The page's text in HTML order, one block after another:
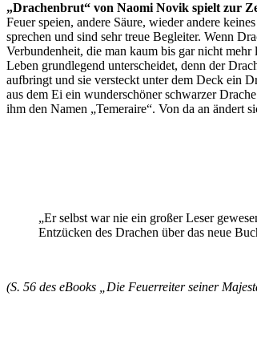
„Drachenbrut“ von Naomi Novik spielt zur
Feuer speien, andere Säure, wieder andere
sprechen und sind sehr treue Begleiter. Wenn
Verbundenheit, die man kaum bis gar nicht
Leben grundlegend unterscheidet, denn der
aufbringt und sie versteckt unter dem Deck ein
aus dem Ei ein wunderschöner schwarzer
ihm den Namen „Temeraire“. Von da an ändert
„Er selbst war nie ein großer Leser
Entzücken des Drachen über das neue
(S. 56 des eBooks „Die Feuerreiter seiner